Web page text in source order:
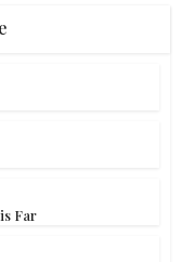
Far